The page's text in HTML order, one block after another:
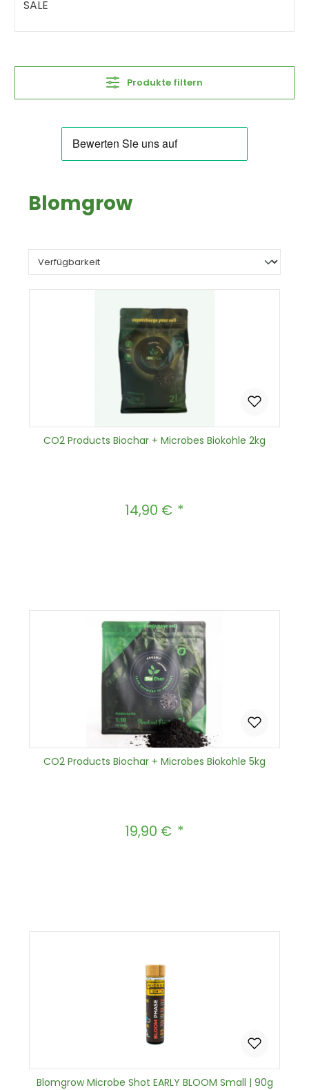
SALE
Produkte filtern
Blomgrow
CO2 Products Biochar + Microbes Biokohle 2kg
Regulärer Preis:
14,90 €
CO2 Products Biochar + Microbes Biokohle 5kg
Regulärer Preis:
19,90 €
Blomgrow Microbe Shot EARLY BLOOM Small | 90g